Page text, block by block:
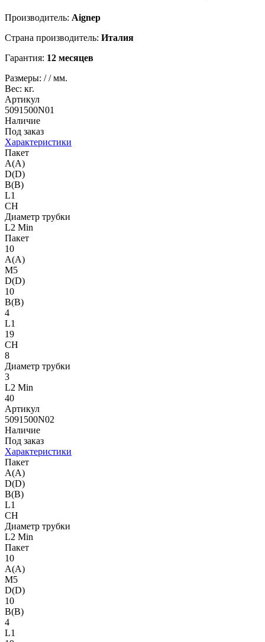
Производитель: Aignep
Страна производитель: Италия
Гарантия: 12 месяцев
Размеры: //мм.
Вес: кг.
Артикул
5091500N01
Наличие
Под заказ
Характеристики
Пакет
A(A)
D(D)
B(B)
L1
CH
Диаметр трубки
L2 Min
Пакет
10
A(A)
M5
D(D)
10
B(B)
4
L1
19
CH
8
Диаметр трубки
3
L2 Min
40
Артикул
5091500N02
Наличие
Под заказ
Характеристики
Пакет
A(A)
D(D)
B(B)
L1
CH
Диаметр трубки
L2 Min
Пакет
10
A(A)
M5
D(D)
10
B(B)
4
L1